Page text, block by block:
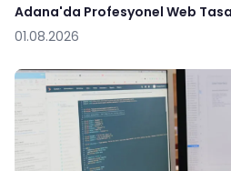
Adana'da Profesyonel Web
01.08.2026